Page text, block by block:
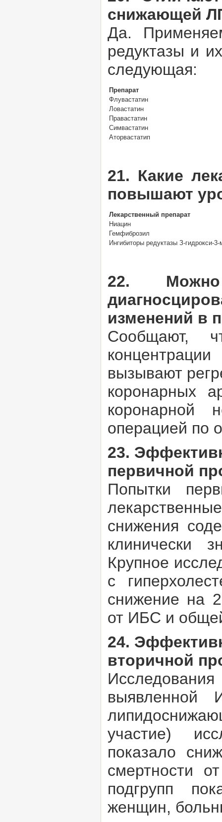
снижающей
Да.
редуктазы и
следующая:
Препарат
Флувастатин
Ловастатин
Правастатин
Симвастатин
Аторвастатип
21. Какие
повышают
Лекарственный препарат
Ниацин
Гемфиброзил
Ингибиторы редуктазы З-гидрокси-
22.
изменений в
Сообщают,
вызывают
коронарных
коронарной
операцией по
23.
первичной
Попытки
снижения
клинически
Крупное
с
снижение на
от ИБС и
24.
вторичной
выявленной
участие)
показало
смертности
подгрупп
женщин,